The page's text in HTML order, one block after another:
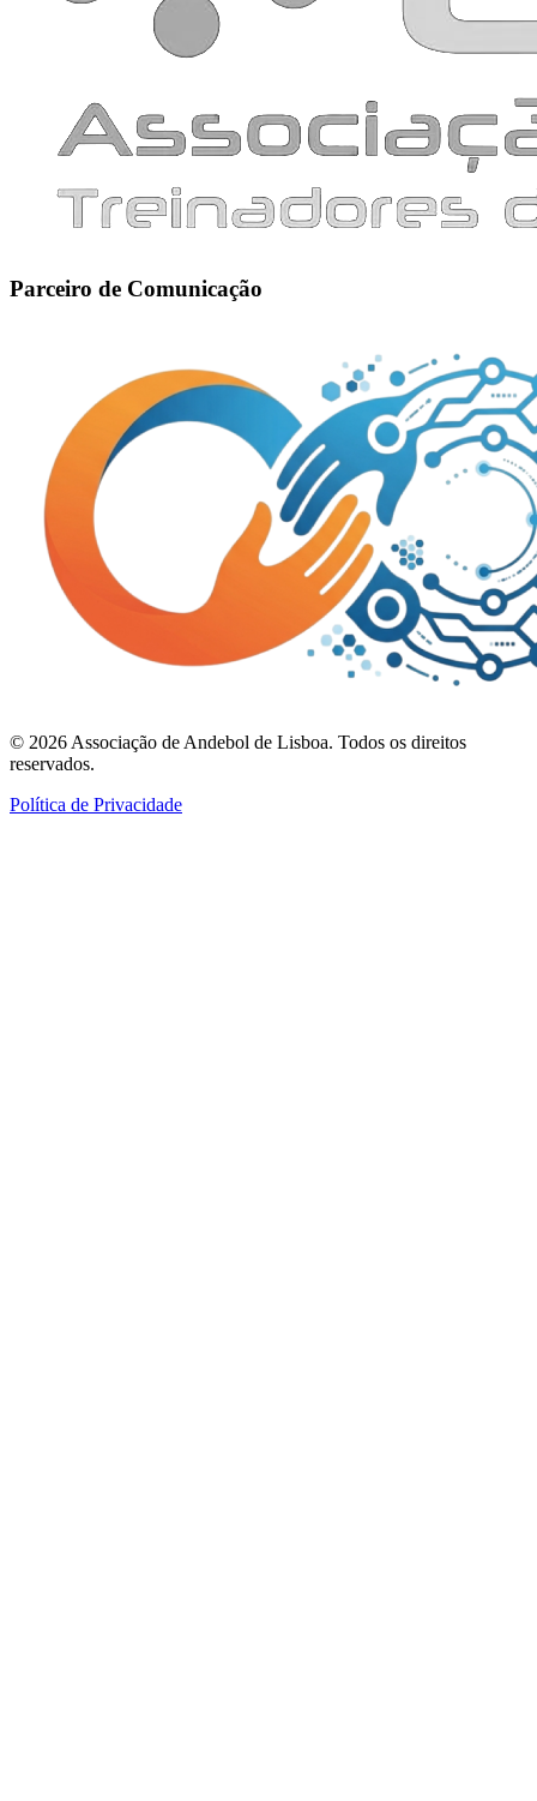
Parceiro de Comunicação
© 2026 Associação de Andebol de Lisboa. Todos os direitos
reservados.
Política de Privacidade